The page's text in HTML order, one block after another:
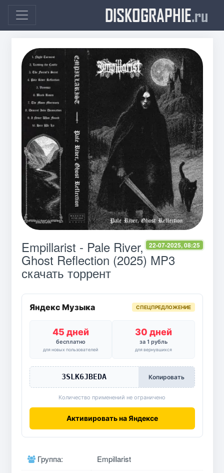
DISKOGRAPHIE.ru
22-07-2025, 08:25
Empillarist - Pale River,
Ghost Reflection (2025) MP3
скачать торрент
Яндекс Музыка СПЕЦПРЕДЛОЖЕНИЕ
45 дней
бесплатно
для новых пользователей
30 дней
за 1 рубль
для вернувшихся
3SLK6JBEDA Копировать
Количество применений не ограничено
Активировать на Яндексе
Группа: Empillarist